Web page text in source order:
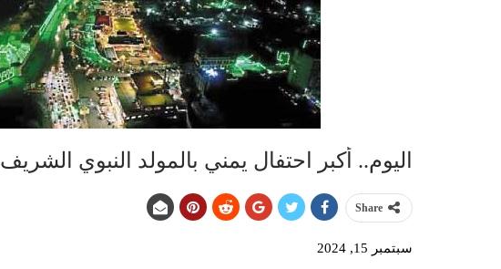
اليوم.. أكبر احتفال يمني بالمولد النبوي الشريف
Share
سبتمبر 15, 2024